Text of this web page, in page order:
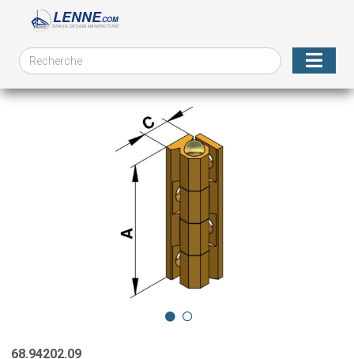
68.94202.09